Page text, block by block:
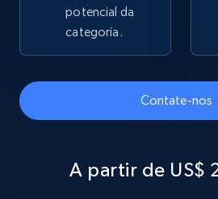
Home Depot US - Gather
URL, Domain, Country code,
Sku, Product id, Product name,
2.1K+ 355+
potencial da
categoria.
Contate-nos
A partir de US$